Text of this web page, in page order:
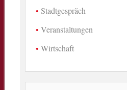
Stadtgespräch
Veranstaltungen
Wirtschaft